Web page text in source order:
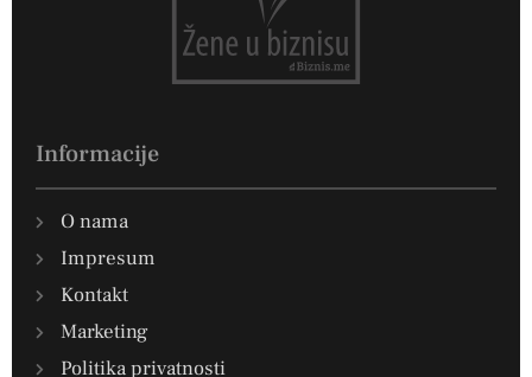
Informacije
O nama
Impresum
Kontakt
Marketing
Politika privatnosti